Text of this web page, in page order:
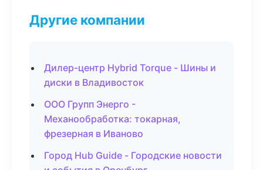
Другие компании
Дилер-центр Hybrid Torque - Шины и
диски в Владивосток
ООО Групп Энерго -
Механообработка: токарная,
фрезерная в Иваново
Город Hub Guide - Городские новости